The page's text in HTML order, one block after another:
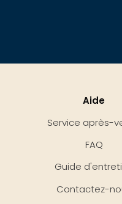
Aide
Service après-
FAQ
Guide
Contactez-